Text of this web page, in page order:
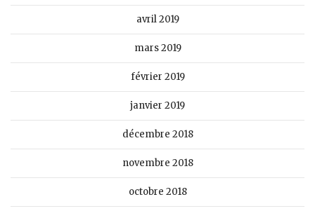
avril 2019
mars 2019
février 2019
janvier 2019
décembre 2018
novembre 2018
octobre 2018